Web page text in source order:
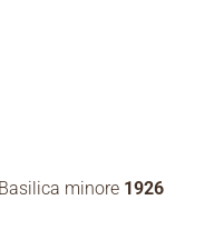
minore 1926